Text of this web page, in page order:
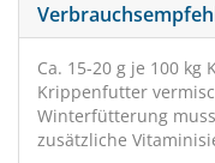
Ca. 15-20 g je 100
Krippenfutter
Winterfütterung
zusätzliche